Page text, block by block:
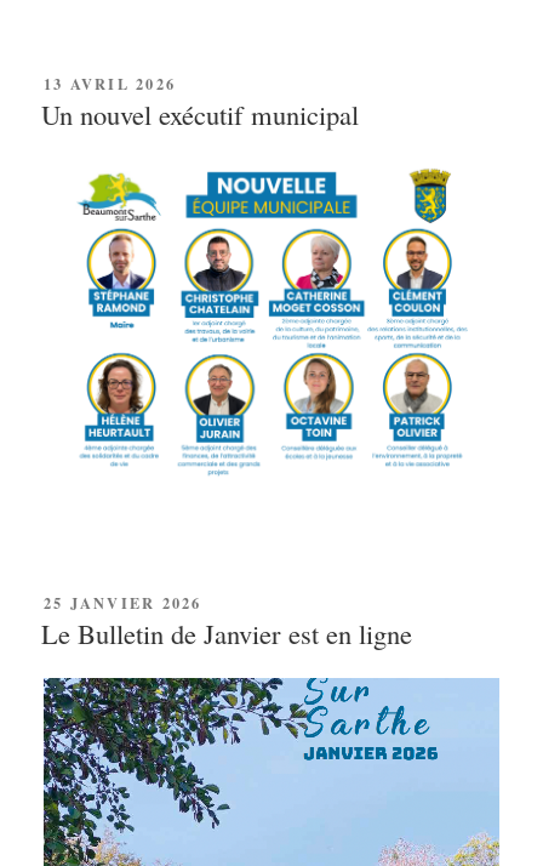
PUBLIÉ
LE
13 AVRIL 2026
Un nouvel exécutif municipal
PUBLIÉ
LE
25 JANVIER 2026
Le Bulletin de Janvier est en ligne